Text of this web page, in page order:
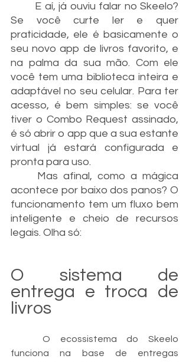
E aí, já ouviu falar no Skeelo?
Se você curte ler e quer
praticidade, ele é basicamente o
seu novo app de livros favorito, e
na palma da sua mão. Com ele
você tem uma biblioteca inteira e
adaptável no seu celular. Para ter
acesso, é bem simples: se você
tiver o Combo Request assinado,
é só abrir o app que a sua estante
virtual já estará configurada e
pronta para uso.
acontece por baixo dos panos? O
funcionamento tem um fluxo bem
inteligente e cheio de recursos
legais. Olha só:
O sistema de
entrega e troca de
livros
funciona na base de entregas